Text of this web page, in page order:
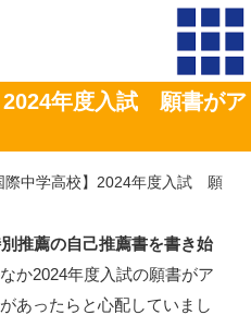
2024年度入試 願書がア
際中学高校】2024年度入試 願
推薦の自己推薦書を書き始
か2024年度入試の願書がア
あったらと心配していまし